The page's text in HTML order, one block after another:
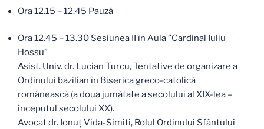
Ora 12.15 – 12.45 Pauză
Ora 12.45 – 13.30 Sesiunea II în Aula ”Cardinal Iuliu
Hossu”
Asist. Univ. dr. Lucian Turcu, Tentative de organizare a
Ordinului bazilian în Biserica greco-catolică
românească (a doua jumătate a secolului al XIX-lea –
începutul secolului XX).
Avocat dr. Ionuț Vida-Simiti, Rolul Ordinului Sfântului